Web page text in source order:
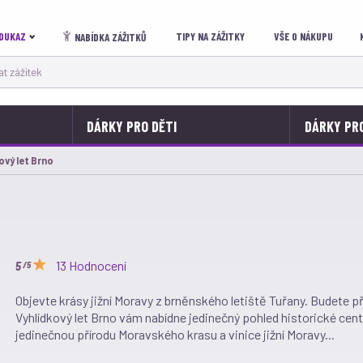
NABÍDKA ZÁŽITKŮ TIPY NA ZÁŽITKY VŠE O NÁKUPU
DÁRKY PRO DĚTI DÁRKY
let Brno
/5 13 Hodnocení
Objevte krásy jižní Moravy z brněnského letiště Tuřany. Budete
Vyhlídkový let Brno vám nabídne jedinečný pohled historické
jedinečnou přírodu Moravského krasu a vinice jižní Moravy...